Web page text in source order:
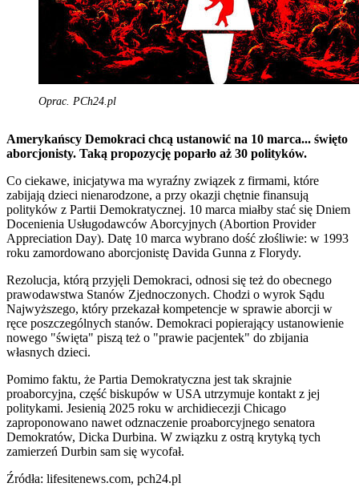
Oprac. PCh24.pl
Amerykańscy Demokraci chcą ustanowić na 10 marca... święto
aborcjonisty. Taką propozycję poparło aż 30 polityków.
Co ciekawe, inicjatywa ma wyraźny związek z firmami, które
zabijają dzieci nienarodzone, a przy okazji chętnie finansują
polityków z Partii Demokratycznej. 10 marca miałby stać się Dniem
Docenienia Usługodawców Aborcyjnych (Abortion Provider
Appreciation Day). Datę 10 marca wybrano dość złośliwie: w 1993
roku zamordowano aborcjonistę Davida Gunna z Florydy.
Rezolucja, którą przyjęli Demokraci, odnosi się też do obecnego
prawodawstwa Stanów Zjednoczonych. Chodzi o wyrok Sądu
Najwyższego, który przekazał kompetencje w sprawie aborcji w
ręce poszczególnych stanów. Demokraci popierający ustanowienie
nowego "święta" piszą też o "prawie pacjentek" do zbijania
własnych dzieci.
Pomimo faktu, że Partia Demokratyczna jest tak skrajnie
proaborcyjna, część biskupów w USA utrzymuje kontakt z jej
politykami. Jesienią 2025 roku w archidiecezji Chicago
zaproponowano nawet odznaczenie proaborcyjnego senatora
Demokratów, Dicka Durbina. W związku z ostrą krytyką tych
zamierzeń Durbin sam się wycofał.
Źródła: lifesitenews.com, pch24.pl